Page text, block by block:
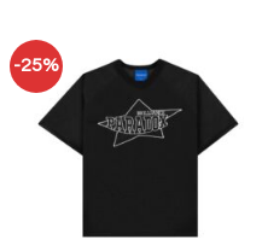
-25%